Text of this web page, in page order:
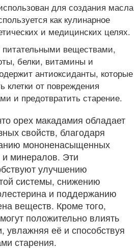
для создания масла
как кулинарное
и медицинских целях.
веществами,
белки, витамины и
антиоксиданты, которые
клетки от повреждения
и предотвратить старение.
орех макадамия обладает
свойств, благодаря
мононенасыщенных
минералов. Эти
улучшению
системы, снижению
и поддержанию
веществ. Кроме того,
положительно влиять
увлажняя её и способствуя
старения.